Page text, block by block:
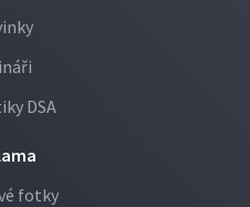
DSA
fotky